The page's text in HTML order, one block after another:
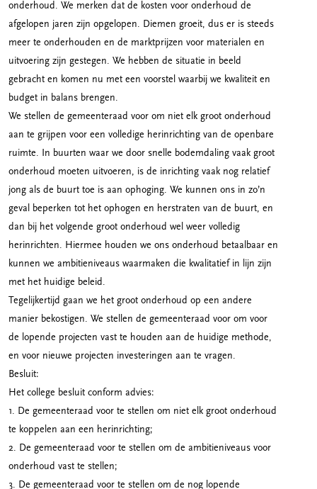
onderhoud. We merken dat de kosten voor onderhoud de
afgelopen jaren zijn opgelopen. Diemen groeit, dus er is steeds
meer te onderhouden en de marktprijzen voor materialen en
uitvoering zijn gestegen. We hebben de situatie in beeld
gebracht en komen nu met een voorstel waarbij we kwaliteit en
budget in balans brengen.
We stellen de gemeenteraad voor om niet elk groot onderhoud
aan te grijpen voor een volledige herinrichting van de openbare
ruimte. In buurten waar we door snelle bodemdaling vaak groot
onderhoud moeten uitvoeren, is de inrichting vaak nog relatief
jong als de buurt toe is aan ophoging. We kunnen ons in zo’n
geval beperken tot het ophogen en herstraten van de buurt, en
dan bij het volgende groot onderhoud wel weer volledig
herinrichten. Hiermee houden we ons onderhoud betaalbaar en
kunnen we ambitieniveaus waarmaken die kwalitatief in lijn zijn
met het huidige beleid.
Tegelijkertijd gaan we het groot onderhoud op een andere
manier bekostigen. We stellen de gemeenteraad voor om voor
de lopende projecten vast te houden aan de huidige methode,
en voor nieuwe projecten investeringen aan te vragen.
Besluit:
Het college besluit conform advies:
1. De gemeenteraad voor te stellen om niet elk groot onderhoud
te koppelen aan een herinrichting;
2. De gemeenteraad voor te stellen om de ambitieniveaus voor
onderhoud vast te stellen;
3. De gemeenteraad voor te stellen om de nog lopende